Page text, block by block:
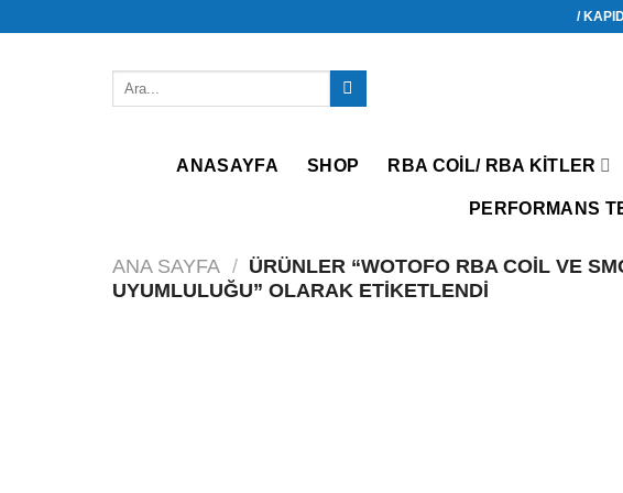
/
Ara:
ANASAYFA SHOP RBA COIL/ RBA KITLER
PERFORMANS
ANA SAYFA / ÜRÜNLER “WOTOFO RBA COIL VE
UYUMLULUĞU” OLARAK ETIKETLENDI